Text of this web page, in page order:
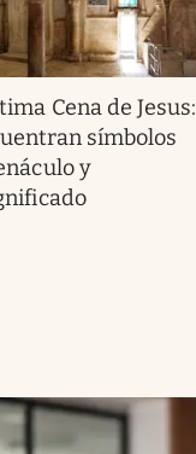
Cena de Jesus:
símbolos
y